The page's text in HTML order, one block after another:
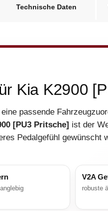
Technische Daten
Kia K2900
passende
[PU3 Pritsche] ist der
Pedalgefühl gewünscht
V2A
robuste